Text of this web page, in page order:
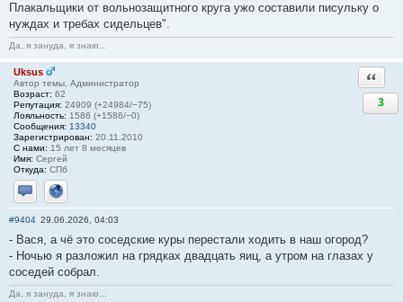
Плакальщики от вольнозащитного круга ужо составили писульку о
нуждах и требах сидельцев".
Да, я зануда, я знаю...
Uksus
Автор темы, Администратор
Возраст: 62
Репутация: 24909 (+24984/−75)
Лояльность: 1586 (+1586/−0)
Сообщения: 13340
Зарегистрирован: 20.11.2010
С нами: 15 лет 8 месяцев
Имя: Сергей
Откуда: СПб
Отправить личное сообщение
Сайт
3
#9404 29.06.2026, 04:03
- Вася, а чё это соседские куры перестали ходить в наш огород?
- Ночью я разложил на грядках двадцать яиц, а утром на глазах у
соседей собрал.
Да, я зануда, я знаю...